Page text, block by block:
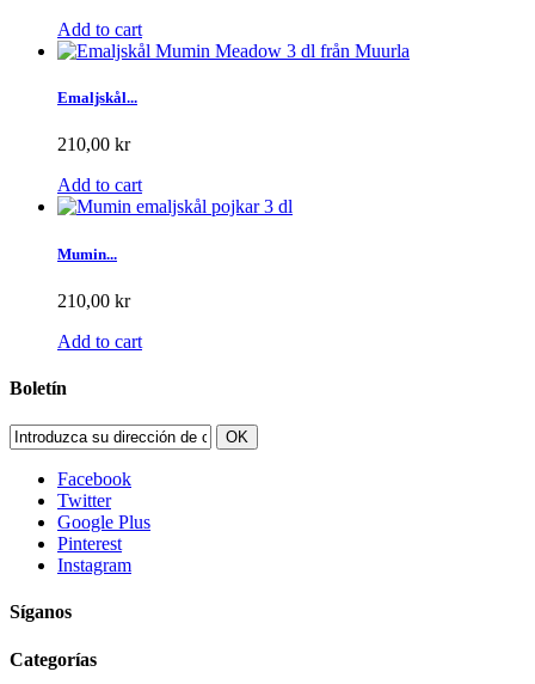
Add to cart
Emaljskål...
210,00 kr
Add to cart
Mumin...
210,00 kr
Add to cart
Boletín
OK
Facebook
Twitter
Google Plus
Pinterest
Instagram
Síganos
Categorías